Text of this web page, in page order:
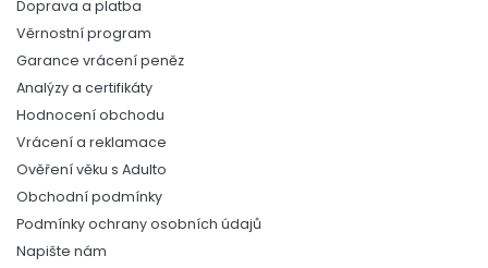
Doprava a platba
Věrnostní program
Garance vrácení peněz
Analýzy a certifikáty
Hodnocení obchodu
Vrácení a reklamace
Ověření věku s Adulto
Obchodní podmínky
Podmínky ochrany osobních údajů
Napište nám